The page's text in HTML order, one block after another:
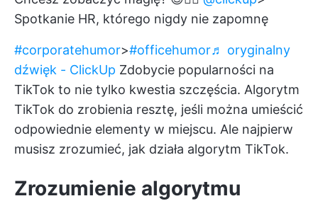
Spotkanie HR, którego nigdy nie zapomnę
#corporatehumor>#officehumor♬ oryginalny
dźwięk - ClickUp Zdobycie popularności na
TikTok to nie tylko kwestia szczęścia. Algorytm
TikTok do zrobienia resztę, jeśli można umieścić
odpowiednie elementy w miejscu. Ale najpierw
musisz zrozumieć, jak działa algorytm TikTok.
Zrozumienie algorytmu